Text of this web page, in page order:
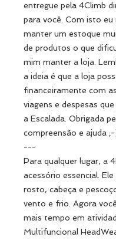
entregue pela 4Climb
para você. Com isto eu
manter um estoque
de produtos o que
mim manter a loja.
a ideia é que a loja
financeiramente com
viagens e despesas
a Escalada. Obrigada
compreensão e ajuda
---
Para qualquer lugar, a
acessório essencial.
rosto, cabeça e
vento e frio. Agora
mais tempo em
Multifuncional